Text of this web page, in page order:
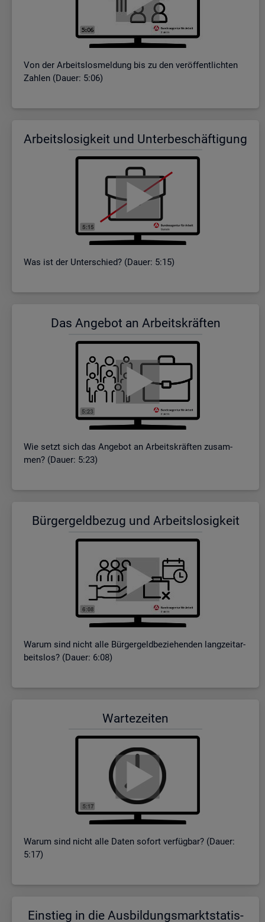
Von der Ar­beits­los­mel­dung bis zu den ver­öf­fent­lich­ten
Zah­len (Dauer: 5:06)
Ar­beits­lo­sig­keit und Un­ter­be­schäf­ti­gung
Was ist der Un­ter­schied? (Dauer: 5:15)
Das An­ge­bot an Ar­beits­kräf­ten
Wie setzt sich das An­ge­bot an Ar­beits­kräf­ten zu­sam­
men? (Dauer: 5:23)
Bür­ger­geld­be­zug und Ar­beits­lo­sig­keit
Warum sind nicht alle Bür­ger­geld­be­zie­hen­den lang­zeit­ar­
beits­los? (Dauer: 6:08)
War­te­zei­ten
Warum sind nicht alle Daten so­fort ver­füg­bar? (Dauer:
5:17)
Ein­stieg in die Aus­bil­dungs­markt­sta­tis­